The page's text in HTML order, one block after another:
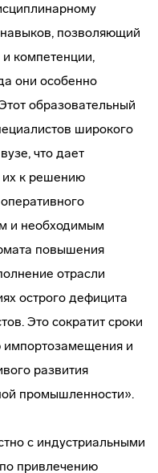
позволяющий
компетенции,
они особенно
образовательный
широкого
что дает
их к решению
и необходимым
повышения
отрасли
острого дефицита
Это сократит сроки
импортозамещения и
развития
промышленности».
с индустриальными
привлечению